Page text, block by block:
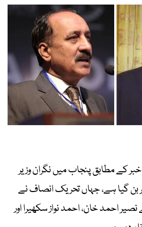
کے مطابق پنجاب میں نگران وزیر
بن گیا ہے، جہاں تحریک انصاف نے
احمد خان، احمد نواز سکھیرا اور